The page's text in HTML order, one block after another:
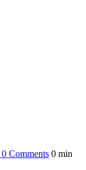
0 Comments 0 min